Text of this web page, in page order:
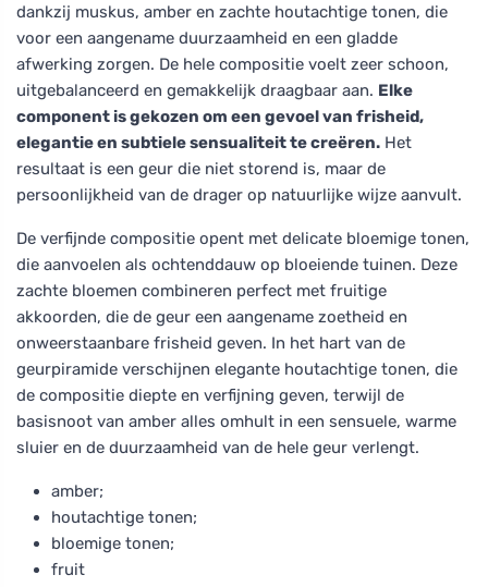
dankzij muskus, amber en zachte houtachtige tonen, die
voor een aangename duurzaamheid en een gladde
afwerking zorgen. De hele compositie voelt zeer schoon,
uitgebalanceerd en gemakkelijk draagbaar aan. Elke
component is gekozen om een gevoel van frisheid,
elegantie en subtiele sensualiteit te creëren. Het
resultaat is een geur die niet storend is, maar de
persoonlijkheid van de drager op natuurlijke wijze aanvult.
De verfijnde compositie opent met delicate bloemige tonen,
die aanvoelen als ochtenddauw op bloeiende tuinen. Deze
zachte bloemen combineren perfect met fruitige
akkoorden, die de geur een aangename zoetheid en
onweerstaanbare frisheid geven. In het hart van de
geurpiramide verschijnen elegante houtachtige tonen, die
de compositie diepte en verfijning geven, terwijl de
basisnoot van amber alles omhult in een sensuele, warme
sluier en de duurzaamheid van de hele geur verlengt.
amber;
houtachtige tonen;
bloemige tonen;
fruit